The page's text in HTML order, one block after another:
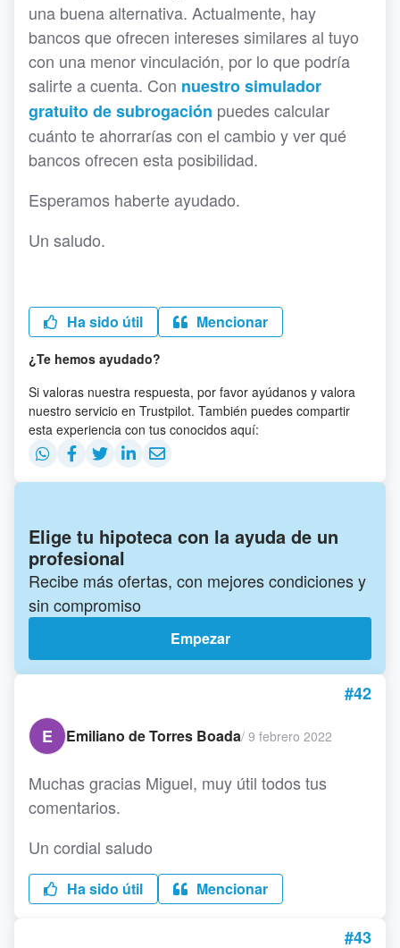
una buena alternativa. Actualmente, hay
bancos que ofrecen intereses similares al tuyo
con una menor vinculación, por lo que podría
salirte a cuenta. Con nuestro simulador
gratuito de subrogación puedes calcular
cuánto te ahorrarías con el cambio y ver qué
bancos ofrecen esta posibilidad.
Esperamos haberte ayudado.
Un saludo.
Ha sido útil Mencionar
¿Te hemos ayudado?
Si valoras nuestra respuesta, por favor ayúdanos y valora
nuestro servicio en Trustpilot. También puedes compartir
esta experiencia con tus conocidos aquí:
Elige tu hipoteca con la ayuda de un
profesional
Recibe más ofertas, con mejores condiciones y
sin compromiso
Empezar
#42
E
Emiliano de Torres Boada/ 9 febrero 2022
Muchas gracias Miguel, muy útil todos tus
comentarios.
Un cordial saludo
Ha sido útil Mencionar
#43